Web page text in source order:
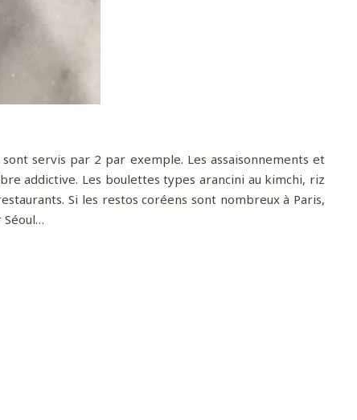
servis par 2 par exemple. Les assaisonnements et
addictive. Les boulettes types arancini au kimchi, riz
Si les restos coréens sont nombreux à Paris,
Séoul…